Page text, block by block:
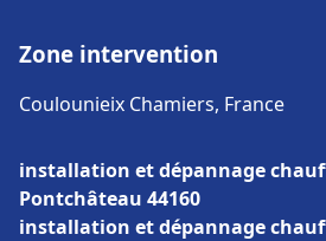
Zone intervention
Coulounieix Chamiers, France
installation et dépannage
Pontchâteau 44160
installation et dépannage